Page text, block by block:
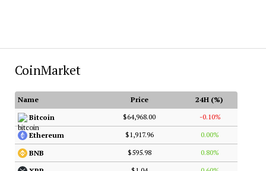
CoinMarket
Name Price
24H (%)
Bitcoin
$64,968.00 -0.10%
Ethereum $1,917.96 0.00%
BNB $595.98 0.80%